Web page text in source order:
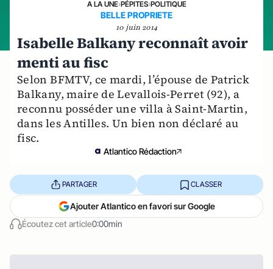
A LA UNE›PÉPITES›POLITIQUE
BELLE PROPRIETE
10 juin 2014
Isabelle Balkany reconnaît avoir
menti au fisc
Selon BFMTV, ce mardi, l’épouse de Patrick
Balkany, maire de Levallois-Perret (92), a
reconnu posséder une villa à Saint-Martin,
dans les Antilles. Un bien non déclaré au
fisc.
Atlantico Rédaction
Écoutez cet article0:00min
PARTAGER CLASSER
Ajouter Atlantico en favori sur Google